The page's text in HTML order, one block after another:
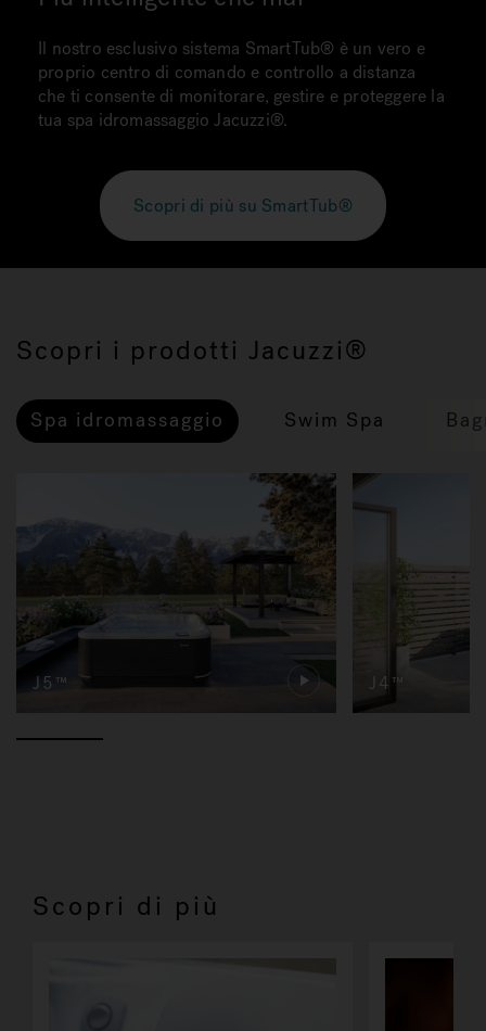
Il nostro esclusivo sistema SmartTub® è un vero e
proprio centro di comando e controllo a distanza
che ti consente di monitorare, gestire e proteggere la
tua spa idromassaggio Jacuzzi®.
Scopri di più su SmartTub®
Scopri i prodotti Jacuzzi®
Spa idromassaggio Swim Spa
J5™ J4™
Scopri di più